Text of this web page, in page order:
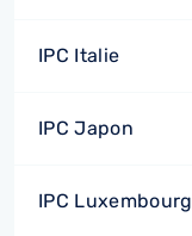
IPC Italie
IPC Japon
IPC Luxembourg